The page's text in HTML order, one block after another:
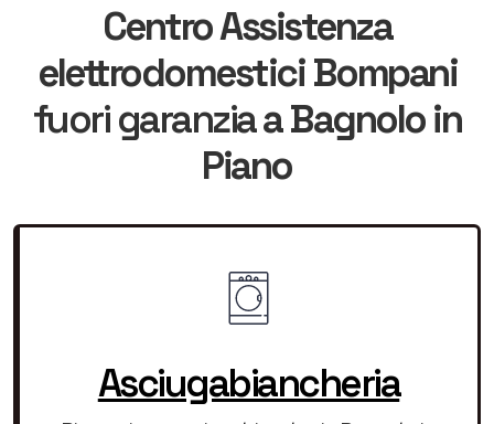
Centro Assistenza
elettrodomestici Bompani
fuori garanziaa Bagnolo in
Piano
Asciugabiancheria